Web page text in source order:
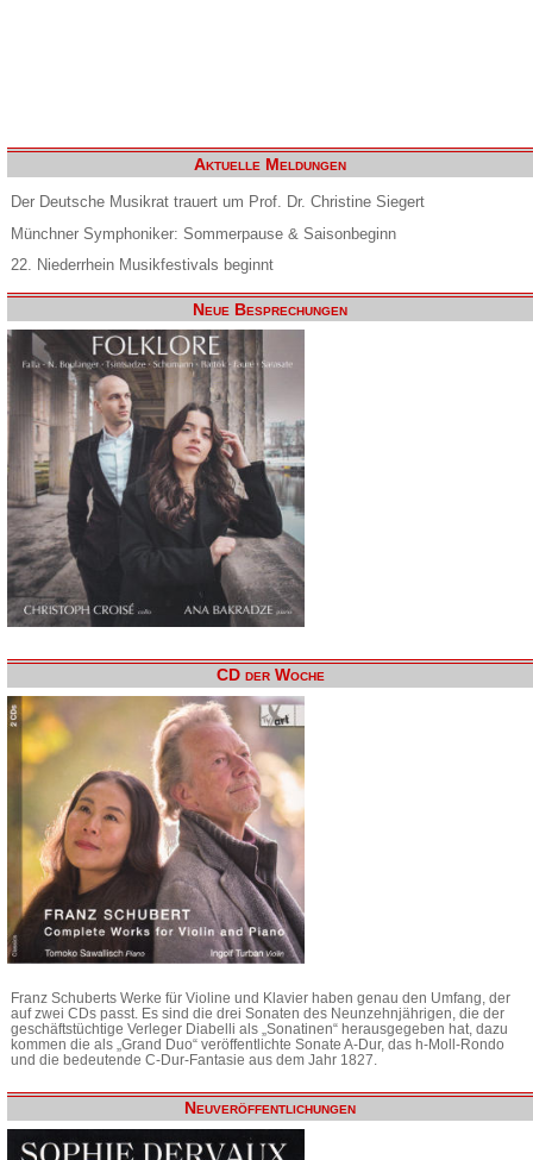
Aktuelle Meldungen
Der Deutsche Musikrat trauert um Prof. Dr. Christine Siegert
Münchner Symphoniker: Sommerpause & Saisonbeginn
22. Niederrhein Musikfestivals beginnt
Neue Besprechungen
CD der Woche
Franz Schuberts Werke für Violine und Klavier haben genau den Umfang, der
auf zwei CDs passt. Es sind die drei Sonaten des Neunzehnjährigen, die der
geschäftstüchtige Verleger Diabelli als „Sonatinen“ herausgegeben hat, dazu
kommen die als „Grand Duo“ veröffentlichte Sonate A-Dur, das h-Moll-Rondo
und die bedeutende C-Dur-Fantasie aus dem Jahr 1827.
Neuveröffentlichungen